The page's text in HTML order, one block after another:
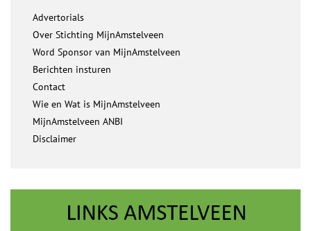
Advertorials
Over Stichting MijnAmstelveen
Word Sponsor van MijnAmstelveen
Berichten insturen
Contact
Wie en Wat is MijnAmstelveen
MijnAmstelveen ANBI
Disclaimer